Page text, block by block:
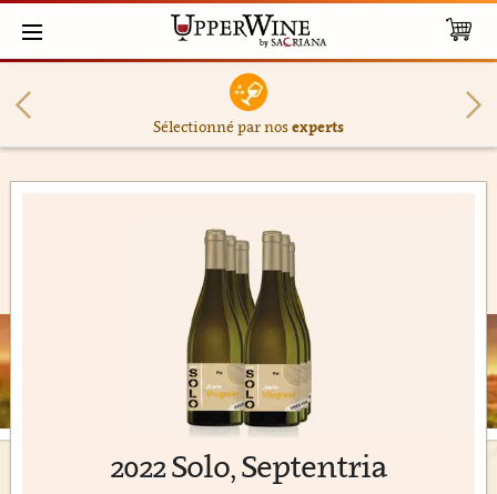
Sélectionné par nosexperts
2022 Solo, Septentria